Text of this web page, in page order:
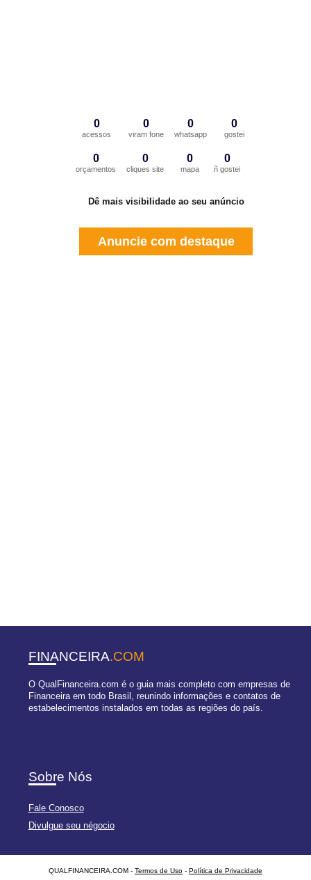
0
acessos
0
viram fone
0
whatsapp
0
gostei
0
orçamentos
0
cliques site
0
mapa
0
ñ gostei
Dê mais visibilidade ao seu anúncio
Anuncie com destaque
FINANCEIRA.COM
O QualFinanceira.com é o guia mais completo com empresas de
Financeira em todo Brasil, reunindo informações e contatos de
estabelecimentos instalados em todas as regiões do país.
Sobre Nós
Fale Conosco
Divulgue seu négocio
QUALFINANCEIRA.COM - Termos de Uso - Política de Privacidade